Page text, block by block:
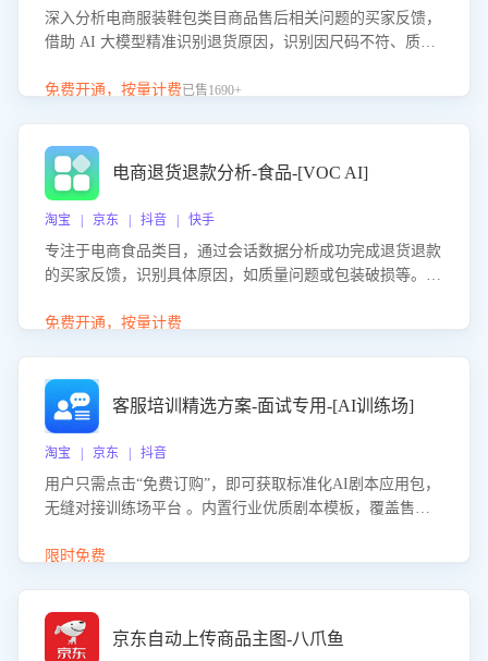
深入分析电商服装鞋包类目商品售后相关问题的买家反馈，
借助 AI 大模型精准识别退货原因，识别因尺码不符、质量
议，助力商家优化产品或服务，实现销售额的显著提升。
免费开通，按量计费已售1690+
电商退货退款分析-食品-[VOC AI]
淘宝 | 京东 | 抖音 | 快手
专注于电商食品类目，通过会话数据分析成功完成退货退款
的买家反馈，识别具体原因，如质量问题或包装破损等。结
商家降低退款率，提升售后效率。
免费开通，按量计费
客服培训精选方案-面试专用-[AI训练场]
淘宝 | 京东 | 抖音
用户只需点击“免费订购”，即可获取标准化AI剧本应用包，
无缝对接训练场平台 。内置行业优质剧本模板，覆盖售前
初始化时间，助力企业快速启动智能客服训练
限时免费
京东自动上传商品主图-八爪鱼